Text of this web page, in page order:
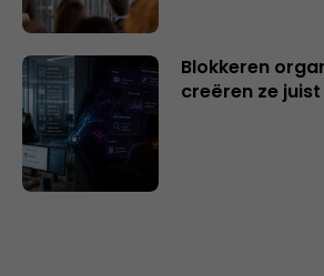
Blokkeren
creëren ze